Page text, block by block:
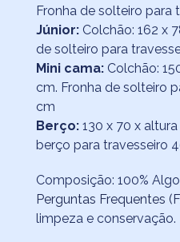
Fronha de solteiro para
Júnior: Colchão: 162 x
de solteiro para
Mini cama: Colchão:
cm. Fronha de solteiro
cm
Berço:130 x 70 x altura
berço para travesseiro
Composição: 100%
Perguntas Frequentes
limpeza e conservação.